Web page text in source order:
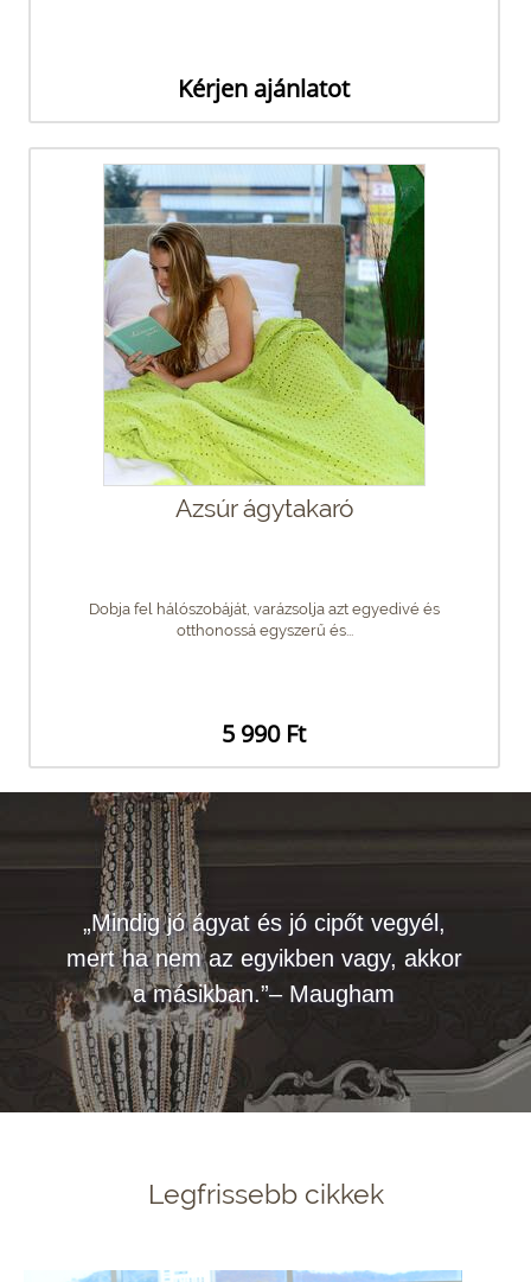
Kérjen ajánlatot
Azsúr ágytakaró
Dobja fel hálószobáját, varázsolja azt egyedivé és
otthonossá egyszerű és...
5 990 Ft
„Mindig jó ágyat és jó cipőt vegyél,
mert ha nem az egyikben vagy, akkor
a másikban.”– Maugham
Legfrissebb cikkek